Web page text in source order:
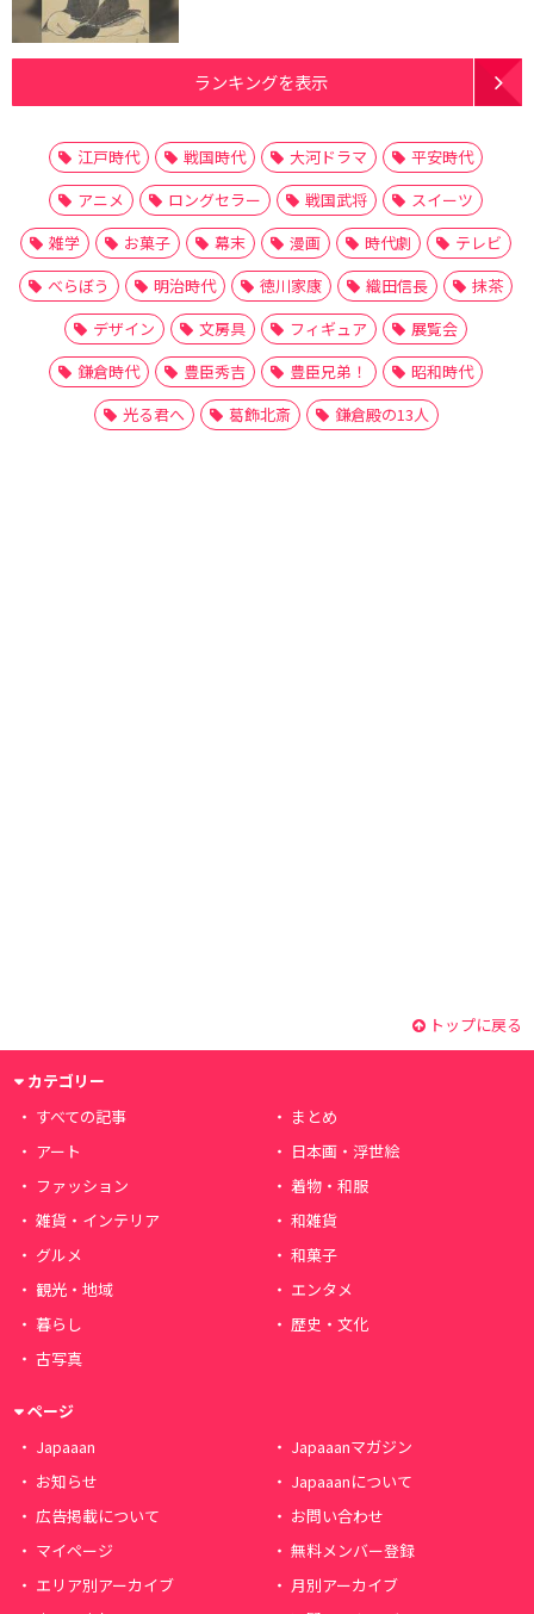
ランキングを表示
江戸時代 戦国時代 大河ドラマ
平安時代
アニメ
ロングセラー 戦国武将
スイーツ
雑学
お菓子 幕末 漫画 時代劇
テレビ
べらぼう
明治時代 徳川家康 織田信長
抹茶
デザイン
文房具 フィギュア
展覧会
鎌倉時代
豊臣秀吉 豊臣兄弟！
昭和時代
光る君へ
葛飾北斎 鎌倉殿の13人
トップに戻る
カテゴリー
すべての記事
まとめ
アート
日本画・浮世絵
ファッション
着物・和服
雑貨・インテリア
和雑貨
グルメ
和菓子
観光・地域
エンタメ
暮らし
歴史・文化
古写真
ページ
Japaaan
Japaaanマガジン
お知らせ
Japaaanについて
広告掲載について
お問い合わせ
マイページ
無料メンバー登録
エリア別アーカイブ
月別アーカイブ